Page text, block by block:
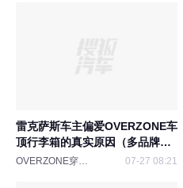
雷克萨斯车主偏爱OVERZONE车
顶行李箱的真实原因（多品牌实
测对比）
OVERZONE穿越地带 07-27 08:21